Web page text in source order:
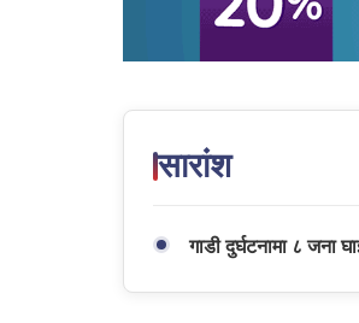
सारांश
गाडी दुर्घटनामा ८ जना